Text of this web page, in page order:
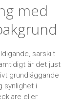
med
särskilt
är det just
grundläggande
synlighet i
eller